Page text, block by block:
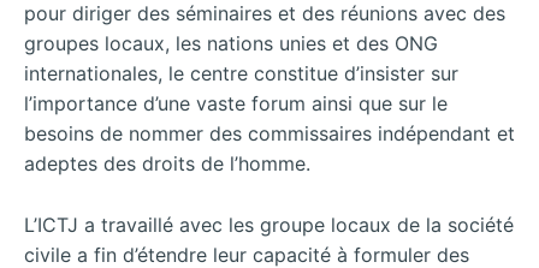
pour diriger des séminaires et des réunions avec des
groupes locaux, les nations unies et des ONG
internationales, le centre constitue d’insister sur
l’importance d’une vaste forum ainsi que sur le
besoins de nommer des commissaires indépendant et
adeptes des droits de l’homme.
L’ICTJ a travaillé avec les groupe locaux de la société
civile a fin d’étendre leur capacité à formuler des